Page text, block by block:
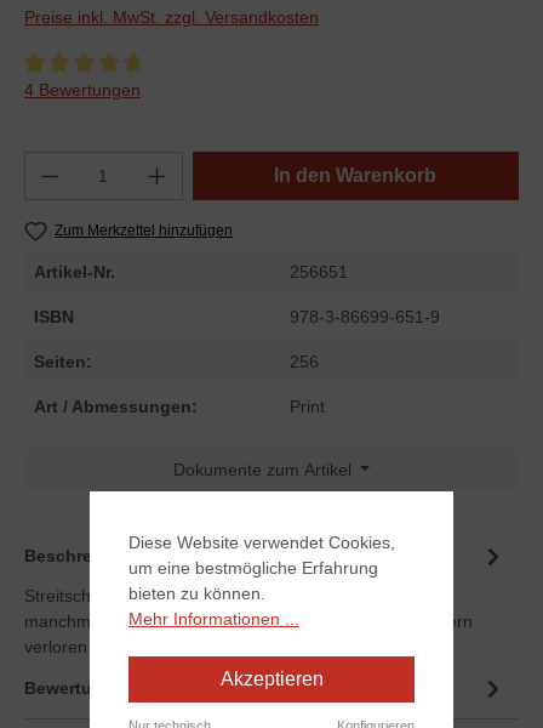
Preise inkl. MwSt. zzgl. Versandkosten
Durchschnittliche Bewertung von 4.7 von 5 Sternen
4 Bewertungen
In den Warenkorb
Zum Merkzettel hinzufügen
Artikel-Nr. 256651
ISBN 978-3-86699-651-9
Seiten: 256
Art / Abmessungen: Print
Dokumente zum Artikel
Beschreibung
Streitschlichter, Wäschefalter, Taxifahrer – inmitten des
manchmal zermürbenden Alltags kommen sich viele Eltern
verloren vo…
Bewertungen
Diese Website verwendet Cookies,
um eine bestmögliche Erfahrung
bieten zu können.
Mehr Informationen ...
Akzeptieren